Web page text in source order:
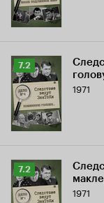
Рейтинг
Кинопоиска
7.2
7.2
1971
Рейтинг
Кинопоиска
7.2
7.2
1971